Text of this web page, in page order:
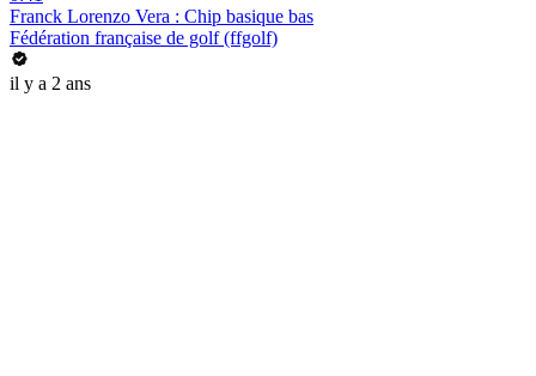
Franck Lorenzo Vera : Chip basique bas
Fédération française de golf (ffgolf)
il y a 2 ans